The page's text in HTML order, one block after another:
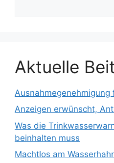
Aktuelle
Ausnahmegenehmigung
Anzeigen erwünscht,
Was die
beinhalten muss
Machtlos am